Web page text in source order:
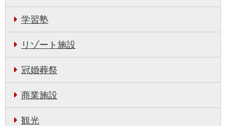
学習塾
リゾート施設
冠婚葬祭
商業施設
観光